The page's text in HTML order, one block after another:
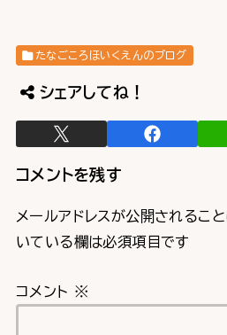
たなごころほいくえんのブログ
シェアしてね！
コメントを残す
メールアドレスが公開されること
いている欄は必須項目です
コメント ※